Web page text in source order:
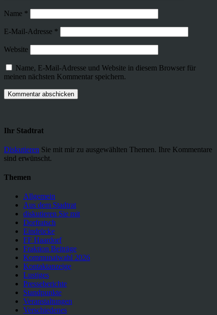
Name *
E-Mail-Adresse *
Website
Name, E-Mail-Adresse und Website in diesem Browser für
meinen nächsten Kommentar speichern.
Ihr Stadtrat
Diskutieren Sie mit mir zu ausgewählten Themen. Ihre Kommentare
sind erwünscht.
Themen
Allgemein
Aus dem Stadtrat
diskutieren Sie mit
Dorfratsch
Eindrücke
FF Haardorf
Fraktion Beiträge
Kommunalwahl 2026
Kontaktanzeige
Lustiges
Presseberichte
Standpunkte
Veranstaltungen
Verschiedenes